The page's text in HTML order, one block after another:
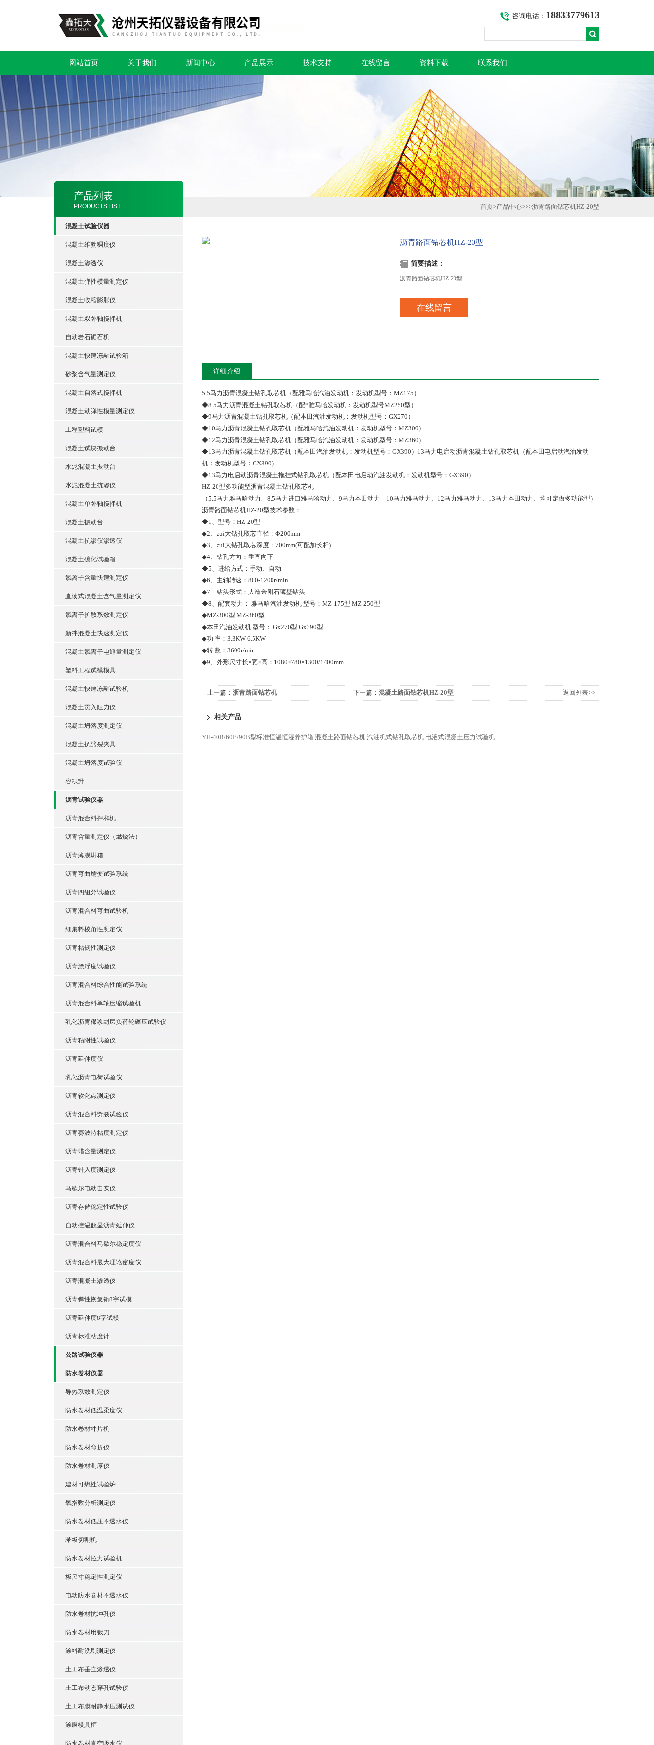
咨询电话： 18833779613
网站首页 关于我们 新闻中心 产品展示 技术支持 在线留言 资料下载 联系我们
产品列表
PRODUCTS LIST
混凝土试验仪器
混凝土维勃稠度仪
混凝土渗透仪
混凝土弹性模量测定仪
混凝土收缩膨胀仪
混凝土双卧轴搅拌机
自动岩石锯石机
混凝土快速冻融试验箱
砂浆含气量测定仪
混凝土自落式搅拌机
混凝土动弹性模量测定仪
工程塑料试模
混凝土试块振动台
水泥混凝土振动台
水泥混凝土抗渗仪
混凝土单卧轴搅拌机
混凝土振动台
混凝土抗渗仪渗透仪
混凝土碳化试验箱
氯离子含量快速测定仪
直读式混凝土含气量测定仪
氯离子扩散系数测定仪
新拌混凝土快速测定仪
混凝土氯离子电通量测定仪
塑料工程试模模具
混凝土快速冻融试验机
混凝土贯入阻力仪
混凝土坍落度测定仪
混凝土抗劈裂夹具
混凝土坍落度试验仪
容积升
沥青试验仪器
沥青混合料拌和机
沥青含量测定仪（燃烧法）
沥青薄膜烘箱
沥青弯曲蠕变试验系统
沥青四组分试验仪
沥青混合料弯曲试验机
细集料棱角性测定仪
沥青粘韧性测定仪
沥青漂浮度试验仪
沥青混合料综合性能试验系统
沥青混合料单轴压缩试验机
乳化沥青稀浆封层负荷轮碾压试验仪
沥青粘附性试验仪
沥青延伸度仪
乳化沥青电荷试验仪
沥青软化点测定仪
沥青混合料劈裂试验仪
沥青赛波特粘度测定仪
沥青蜡含量测定仪
沥青针入度测定仪
马歇尔电动击实仪
沥青存储稳定性试验仪
自动控温数显沥青延伸仪
沥青混合料马歇尔稳定度仪
沥青混合料最大理论密度仪
沥青混凝土渗透仪
沥青弹性恢复铜8字试模
沥青延伸度8字试模
沥青标准粘度计
公路试验仪器
防水卷材仪器
导热系数测定仪
防水卷材低温柔度仪
防水卷材冲片机
防水卷材弯折仪
防水卷材测厚仪
建材可燃性试验炉
氧指数分析测定仪
防水卷材低压不透水仪
苯板切割机
防水卷材拉力试验机
板尺寸稳定性测定仪
电动防水卷材不透水仪
防水卷材抗冲孔仪
防水卷材用裁刀
涂料耐洗刷测定仪
土工布垂直渗透仪
土工布动态穿孔试验仪
土工布膜耐静水压测试仪
涂膜模具框
防水卷材真空吸水仪
首页>产品中心>>>沥青路面钻芯机HZ-20型
沥青路面钻芯机HZ-20型
简要描述：
沥青路面钻芯机HZ-20型
在线留言
详细介绍
5.5马力沥青混凝土钻孔取芯机（配雅马哈汽油发动机：发动机型号：MZ175）
◆8.5马力沥青混凝土钻孔取芯机（配*雅马哈发动机：发动机型号MZ250型）
◆9马力沥青混凝土钻孔取芯机（配本田汽油发动机：发动机型号：GX270）
◆10马力沥青混凝土钻孔取芯机（配雅马哈汽油发动机：发动机型号：MZ300）
◆12马力沥青混凝土钻孔取芯机（配雅马哈汽油发动机：发动机型号：MZ360）
◆13马力沥青混凝土钻孔取芯机（配本田汽油发动机：发动机型号：GX390）13马力电启动沥青混凝土钻孔取芯机（配本田电启动汽油发动
机：发动机型号：GX390）
◆13马力电启动沥青混凝土拖挂式钻孔取芯机（配本田电启动汽油发动机：发动机型号：GX390）
HZ-20型多功能型沥青混凝土钻孔取芯机
（5.5马力雅马哈动力、8.5马力进口雅马哈动力、9马力本田动力、10马力雅马动力、12马力雅马动力、13马力本田动力、均可定做多功能型）
沥青路面钻芯机HZ-20型技术参数：
◆1、型号：HZ-20型
◆2、zui大钻孔取芯直径：Φ200mm
◆3、zui大钻孔取芯深度：700mm(可配加长杆)
◆4、钻孔方向：垂直向下
◆5、进给方式：手动、自动
◆6、主轴转速：800-1200r/min
◆7、钻头形式：人造金刚石薄壁钻头
◆8、配套动力： 雅马哈汽油发动机 型号：MZ-175型 MZ-250型
◆MZ-300型 MZ-360型
◆本田汽油发动机 型号： Gx270型 Gx390型
◆功 率：3.3KW-6.5KW
◆转 数：3600r/min
◆9、外形尺寸长×宽×高：1080×780×1300/1400mm
上一篇： 沥青路面钻芯机 下一篇： 混凝土路面钻芯机HZ-20型 返回列表>>
相关产品
YH-40B/60B/90B型标准恒温恒湿养护箱 混凝土路面钻芯机 汽油机式钻孔取芯机 电液式混凝土压力试验机